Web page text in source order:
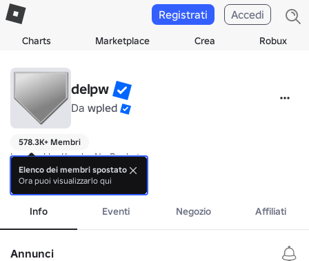
Charts Marketplace Crea Robux
Registrati Accedi
delpw
Da wpled
578.3K+ Membri
Inspired by Kuroko No Basket
https://www.roblox.com/communities/898183788/HSH-Clans#!/
mostra di più
Info Eventi Negozio Affiliati
Annunci
Elenco dei membri spostato
Ora puoi visualizzarlo qui